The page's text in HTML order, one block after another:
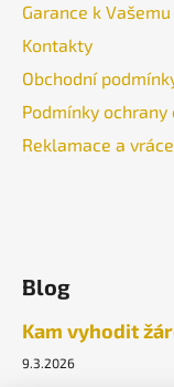
Garance k
Kontakty
Obchodní
Podmínky ochrany
Reklamace a
Blog
Kam vyhodit
9.3.2026